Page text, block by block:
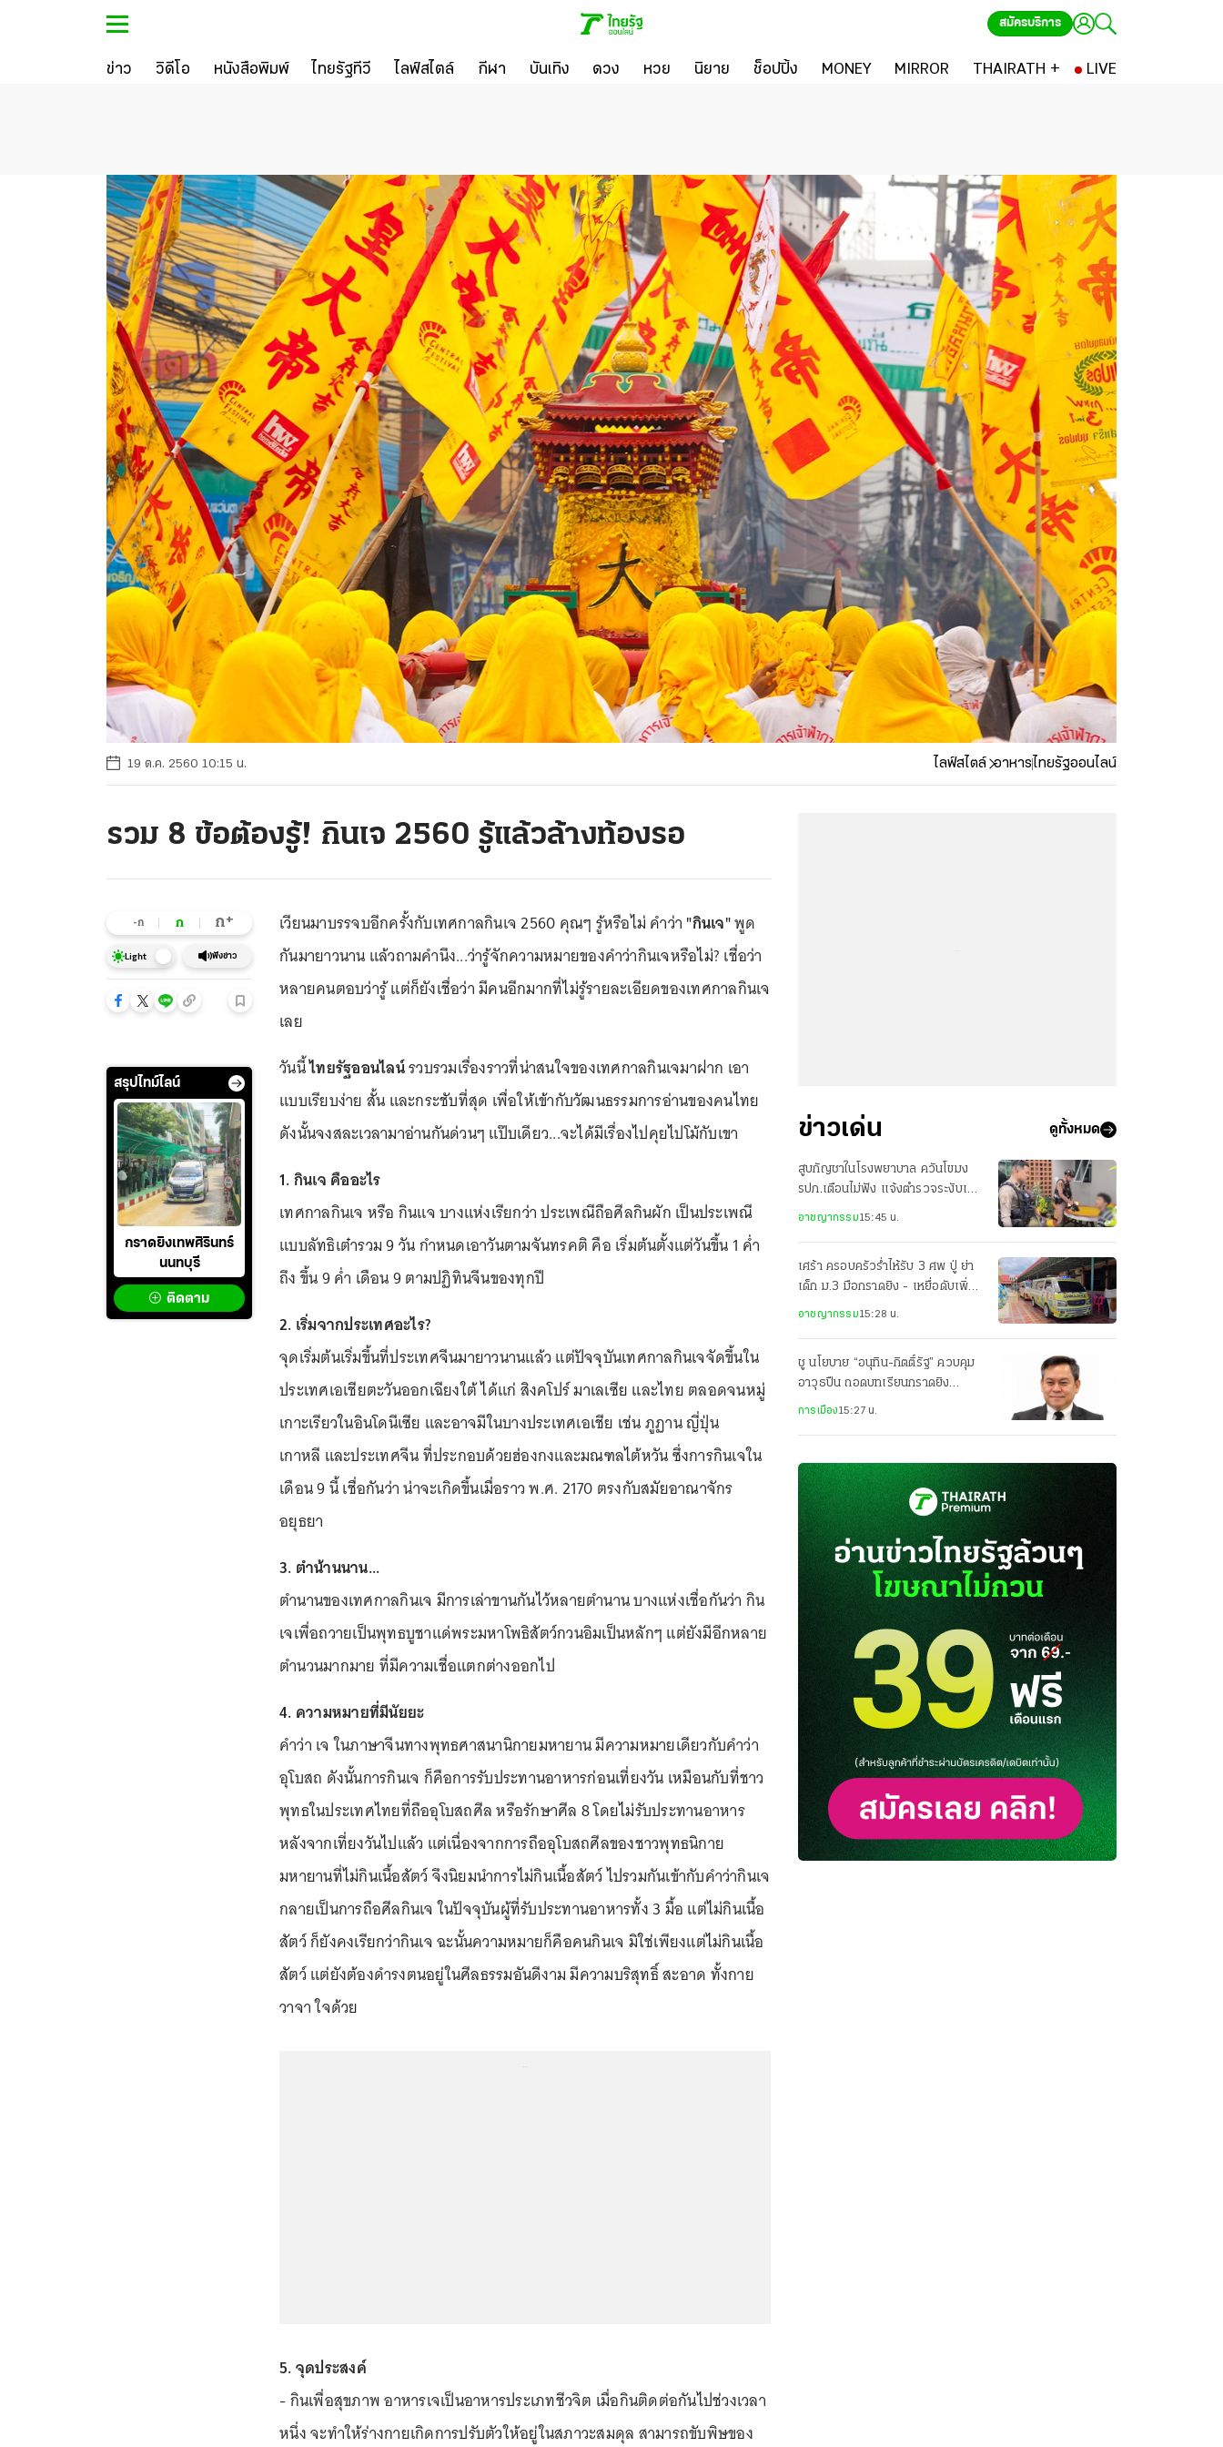
สมัครบริการ
ข่าว วิดีโอ หนังสือพิมพ์ ไทยรัฐทีวี ไลฟ์สไตล์ กีฬา บันเทิง ดวง หวย นิยาย ช็อปปิ้ง MONEY MIRROR THAIRATH + LIVE
19 ต.ค. 2560 10:15 น. ไลฟ์สไตล์ อาหารไทยรัฐออนไลน์
รวม 8 ข้อต้องรู้! กินเจ 2560 รู้แล้วล้างท้องรอ
-ก ก ก+
Light ฟังข่าว
สรุปไทม์ไลน์
กราดยิงเทพศิรินทร์
นนทบุรี
ติดตาม
เวียนมาบรรจบอีกครั้งกับเทศกาลกินเจ 2560 คุณๆ รู้หรือไม่ คำว่า "กินเจ"พูด
กันมายาวนาน แล้วถามคำนึง...ว่ารู้จักความหมายของคำว่ากินเจหรือไม่? เชื่อว่า
หลายคนตอบว่ารู้ แต่ก็ยังเชื่อว่า มีคนอีกมากที่ไม่รู้รายละเอียดของเทศกาลกินเจ
เลย
วันนี้ไทยรัฐออนไลน์รวบรวมเรื่องราวที่น่าสนใจของเทศกาลกินเจมาฝาก เอา
แบบเรียบง่าย สั้น และกระชับที่สุด เพื่อให้เข้ากับวัฒนธรรมการอ่านของคนไทย
ดังนั้นจงสละเวลามาอ่านกันด่วนๆ แป๊บเดียว...จะได้มีเรื่องไปคุยไปโม้กับเขา
1. กินเจ คืออะไร
เทศกาลกินเจ หรือ กินแจ บางแห่งเรียกว่า ประเพณีถือศีลกินผัก เป็นประเพณี
แบบลัทธิเต๋ารวม 9 วัน กำหนดเอาวันตามจันทรคติ คือ เริ่มต้นตั้งแต่วันขึ้น 1 ค่ำ
ถึง ขึ้น 9 ค่ำ เดือน 9 ตามปฏิทินจีนของทุกปี
2. เริ่มจากประเทศอะไร?
จุดเริ่มต้นเริ่มขึ้นที่ประเทศจีนมายาวนานแล้ว แต่ปัจจุบันเทศกาลกินเจจัดขึ้นใน
ประเทศเอเชียตะวันออกเฉียงใต้ ได้แก่ สิงคโปร์ มาเลเซีย และไทย ตลอดจนหมู่
เกาะเรียวในอินโดนีเซีย และอาจมีในบางประเทศเอเชีย เช่น ภูฏาน ญี่ปุ่น
เกาหลี และประเทศจีน ที่ประกอบด้วยฮ่องกงและมณฑลไต้หวัน ซึ่งการกินเจใน
เดือน 9 นี้ เชื่อกันว่า น่าจะเกิดขึ้นเมื่อราว พ.ศ. 2170 ตรงกับสมัยอาณาจักร
อยุธยา
3. ตำน้านนาน...
ตำนานของเทศกาลกินเจ มีการเล่าขานกันไว้หลายตำนาน บางแห่งเชื่อกันว่า กิน
เจเพื่อถวายเป็นพุทธบูชาแด่พระมหาโพธิสัตว์กวนอิมเป็นหลักๆ แต่ยังมีอีกหลาย
ตำนวนมากมาย ที่มีความเชื่อแตกต่างออกไป
4. ความหมายที่มีนัยยะ
คำว่า เจ ในภาษาจีนทางพุทธศาสนานิกายมหายาน มีความหมายเดียวกับคำว่า
อุโบสถ ดังนั้นการกินเจ ก็คือการรับประทานอาหารก่อนเที่ยงวัน เหมือนกับที่ชาว
พุทธในประเทศไทยที่ถืออุโบสถศีล หรือรักษาศีล 8 โดยไม่รับประทานอาหาร
หลังจากเที่ยงวันไปแล้ว แต่เนื่องจากการถืออุโบสถศีลของชาวพุทธนิกาย
มหายานที่ไม่กินเนื้อสัตว์ จึงนิยมนำการไม่กินเนื้อสัตว์ ไปรวมกันเข้ากับคำว่ากินเจ
กลายเป็นการถือศีลกินเจ ในปัจจุบันผู้ที่รับประทานอาหารทั้ง 3 มื้อ แต่ไม่กินเนื้อ
สัตว์ ก็ยังคงเรียกว่ากินเจ ฉะนั้นความหมายก็คือคนกินเจ มิใช่เพียงแต่ไม่กินเนื้อ
สัตว์ แต่ยังต้องดำรงตนอยู่ในศีลธรรมอันดีงาม มีความบริสุทธิ์ สะอาด ทั้งกาย
วาจา ใจด้วย
5. จุดประสงค์
- กินเพื่อสุขภาพ อาหารเจเป็นอาหารประเภทชีวจิต เมื่อกินติดต่อกันไปช่วงเวลา
หนึ่ง จะทำให้ร่างกายเกิดการปรับตัวให้อยู่ในสภาวะสมดุล สามารถขับพิษของ
ข่าวเด่น ดูทั้งหมด
สูบกัญชาในโรงพยาบาล ควันโขมง
รปภ.เตือนไม่ฟัง แจ้งตำรวจระงับเหตุ
อาชญากรรม15:45 น.
เศร้า ครอบครัวร่ำไห้รับ 3 ศพ ปู่ ย่า
เด็ก ม.3 มือกราดยิง - เหยื่อดับเพิ่ม
อาชญากรรม15:28 น.
ชู นโยบาย “อนุทิน-กิตติ์รัฐ” ควบคุม
อาวุธปืน ถอดบทเรียนกราดยิง
เทพศิรินทร์
การเมือง15:27 น.